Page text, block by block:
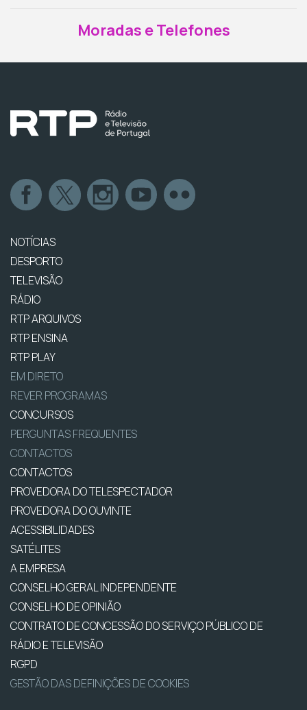
Moradas e Telefones
NOTÍCIAS
DESPORTO
TELEVISÃO
RÁDIO
RTP ARQUIVOS
RTP ENSINA
RTP PLAY
EM DIRETO
REVER PROGRAMAS
CONCURSOS
PERGUNTAS FREQUENTES
CONTACTOS
CONTACTOS
PROVEDORA DO TELESPECTADOR
PROVEDORA DO OUVINTE
ACESSIBILIDADES
SATÉLITES
A EMPRESA
CONSELHO GERAL INDEPENDENTE
CONSELHO DE OPINIÃO
CONTRATO DE CONCESSÃO DO SERVIÇO PÚBLICO DE
RÁDIO E TELEVISÃO
RGPD
GESTÃO DAS DEFINIÇÕES DE COOKIES